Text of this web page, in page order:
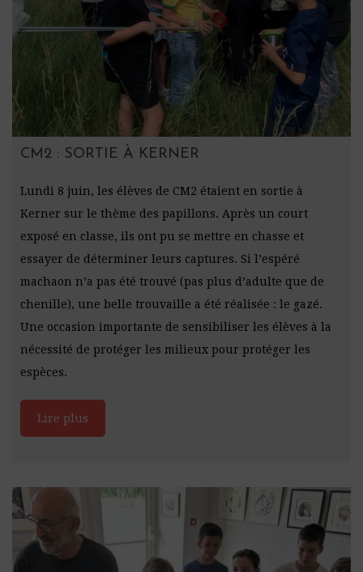
CM2 : SORTIE À KERNER
Lundi 8 juin, les élèves de CM2 étaient en sortie à
Kerner sur le thème des papillons. Après un court
exposé en classe, ils ont pu se mettre en chasse et
essayer de déterminer leurs captures. Si l’espéré
machaon n’a pas été trouvé (pas plus d’adulte que de
chenille), une belle trouvaille a été réalisée : le gazé.
Une occasion importante de sensibiliser les élèves à la
nécessité de protéger les milieux pour protéger les
espèces.
Lire plus